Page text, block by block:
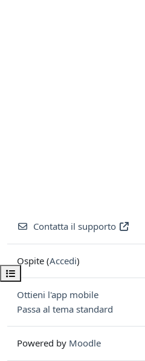
Apri indice del corso
Contatta il supporto
Ospite (Accedi)
Ottieni l'app mobile
Passa al tema standard
Powered by Moodle